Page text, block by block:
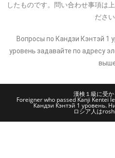
したものです。問い合わせ事項は
ださい
Вопросы по Кандзи Кэнтэй 1
уровень задавайте по адресу
漢検１級に受
Foreigner who passed Kanji Kentei
Кандзи Кэнтэй 1 уровень.
ロシア人は